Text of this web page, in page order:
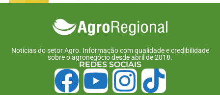
Notícias do setor Agro. Informação com qualidade e credibilidade
sobre o agronegócio desde abril de 2018.
REDES SOCIAIS